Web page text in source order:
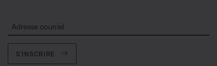
Adresse courriel
S’INSCRIRE